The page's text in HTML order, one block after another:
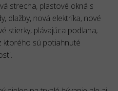
strecha, plastové okná s
dlažby, nová elektrika, nové
stierky, plávajúca podlaha,
ktorého sú potiahnuté